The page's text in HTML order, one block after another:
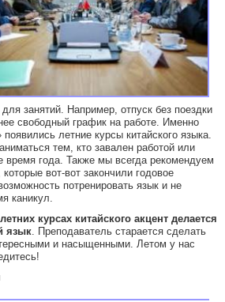
занятий. Например, отпуск без поездки
свободный график на работе. Именно
летние курсы китайского языка.
тем, кто завален работой или
время года. Также мы всегда рекомендуем
вот-вот закончили годовое
потренировать язык и не
каникул.
курсах китайского акцент делается
язык . Преподаватель старается сделать
и насыщенными. Летом у нас